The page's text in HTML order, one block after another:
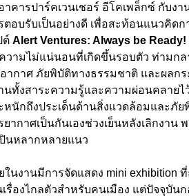
คารปาร์คเวนเชอร์ อีโคเพล็กซ์ กับงา
ตอบรับเป็นอย่างดี เพื่อสะท้อนแนวคิด
ต์ Alert Ventures: Always be Ready!
วามไม่แน่นอนที่เกิดขึ้นรอบตัว ท่ามก
ากาศ ภัยพิบัติทางธรรมชาติ และผลก
นทั้งสาระความรู้และความผ่อนคลายไ
หนักถึงประเด็นด้านสิ่งแวดล้อมและภัย
ยากาศเป็นกันเองช่วงเย็นหลังเลิกงาน
นหลากหลายแนว
ในงานมีการจัดแสดง mini exhibition
เรื่องไกลตัวสำหรับคนเมือง แต่ปัจจุบั